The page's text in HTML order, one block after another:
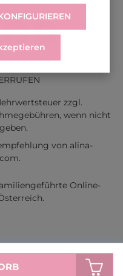
zzgl.
wenn nicht
von alina-
Online-